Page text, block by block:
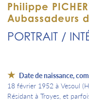
Philippe
Aubassadeurs
PORTRAIT /
Date de naissance,
18 février 1952 à Vesoul
Résidant à Troyes, et